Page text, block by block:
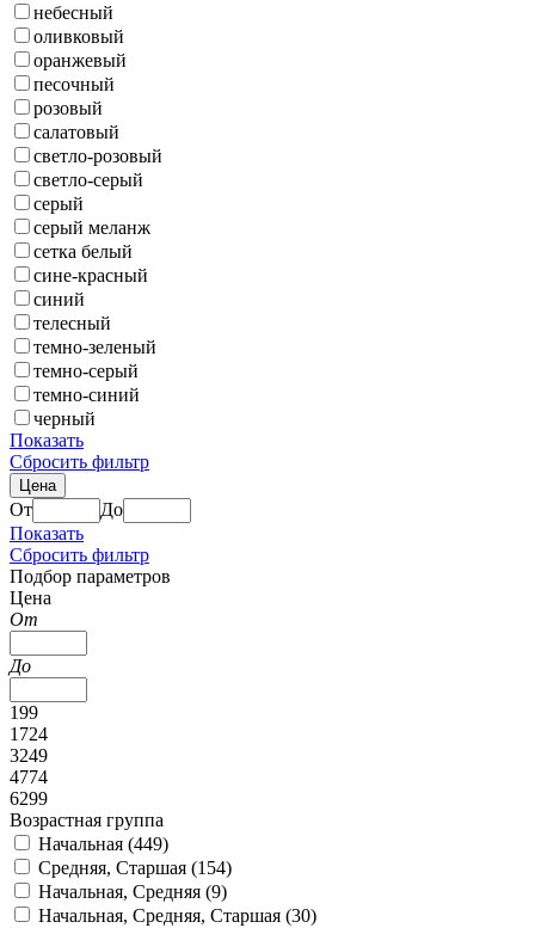
небесный
оливковый
оранжевый
песочный
розовый
салатовый
светло-розовый
светло-серый
серый
серый меланж
сетка белый
сине-красный
синий
телесный
темно-зеленый
темно-серый
темно-синий
черный
Показать
Сбросить фильтр
Цена
От
До
Показать
Сбросить фильтр
Подбор параметров
Цена
От
До
199
1724
3249
4774
6299
Возрастная группа
Начальная (449)
Средняя, Старшая (154)
Начальная, Средняя (9)
Начальная, Средняя, Старшая (30)